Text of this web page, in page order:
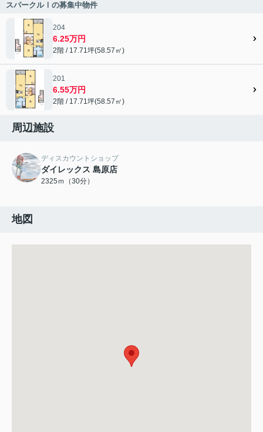
スパークルⅠの募集中物件
204
6.25万円
2階 / 17.71坪(58.57㎡)
201
6.55万円
2階 / 17.71坪(58.57㎡)
周辺施設
ディスカウントショップ
ダイレックス 島原店
2325ｍ（30分）
地図